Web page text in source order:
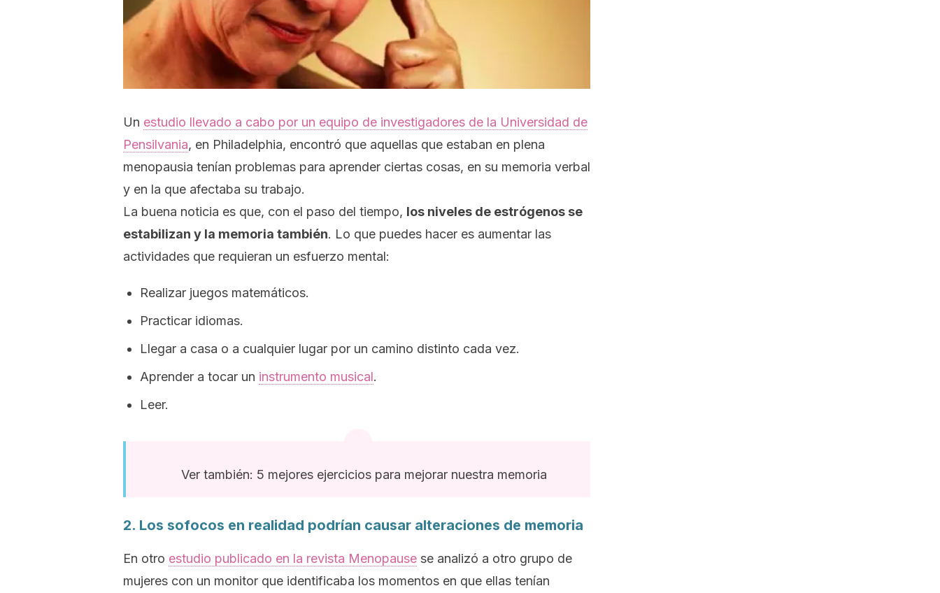
Un estudio llevado a cabo por un equipo de investigadores de la Universidad de
Pensilvania, en Philadelphia, encontró que aquellas que estaban en plena
menopausia tenían problemas para aprender ciertas cosas, en su memoria verbal
y en la que afectaba su trabajo.
La buena noticia es que, con el paso del tiempo, los niveles de estrógenos se
estabilizan y la memoria también. Lo que puedes hacer es aumentar las
actividades que requieran un esfuerzo mental:
Realizar juegos matemáticos.
Practicar idiomas.
Llegar a casa o a cualquier lugar por un camino distinto cada vez.
Aprender a tocar un instrumento musical.
Leer.
Ver también: 5 mejores ejercicios para mejorar nuestra memoria
2. Los sofocos en realidad podrían causar alteraciones de memoria
En otro estudio publicado en la revista Menopause se analizó a otro grupo de
mujeres con un monitor que identificaba los momentos en que ellas tenían